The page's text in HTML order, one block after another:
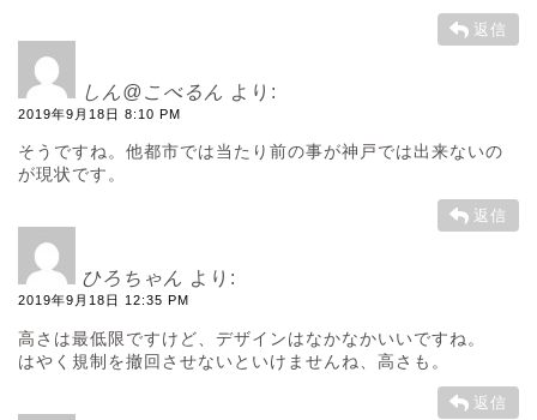
返信
しん@こべるん より:
2019年9月18日 8:10 PM
そうですね。他都市では当たり前の事が神戸では出来ないの
が現状です。
返信
ひろちゃん より:
2019年9月18日 12:35 PM
高さは最低限ですけど、デザインはなかなかいいですね。
はやく規制を撤回させないといけませんね、高さも。
返信